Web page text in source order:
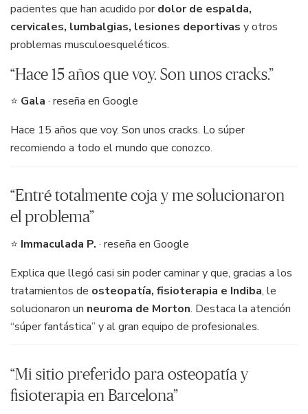
pacientes que han acudido pordolor de espalda,
cervicales, lumbalgias, lesiones deportivas y otros
problemas musculoesqueléticos.
“Hace 15 años que voy. Son unos cracks.”
⭐ Gala · reseña en Google
Hace 15 años que voy. Son unos cracks. Lo súper
recomiendo a todo el mundo que conozco.
“Entré totalmente coja y me solucionaron
el problema”
⭐ Immaculada P. · reseña en Google
Explica que llegó casi sin poder caminar y que, gracias a los
tratamientos de osteopatía, fisioterapia e Indiba, le
solucionaron un neuroma de Morton. Destaca la atención
“súper fantástica” y al gran equipo de profesionales.
“Mi sitio preferido para osteopatía y
fisioterapia en Barcelona”